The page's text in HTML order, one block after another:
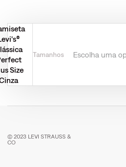
Size
Tamanhos Escolha uma
© 2023 LEVI STRAUSS &
CO